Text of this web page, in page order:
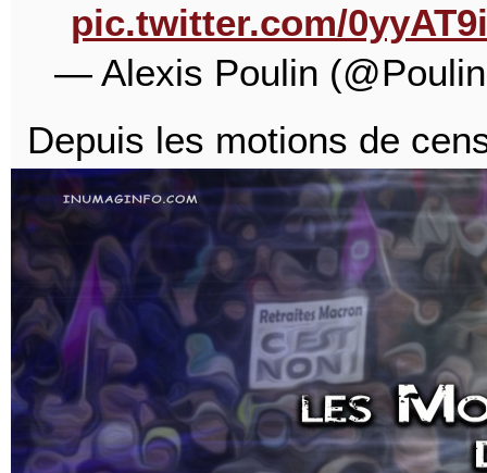
pic.twitter.com/
— Alexis Poulin
Depuis les motions de